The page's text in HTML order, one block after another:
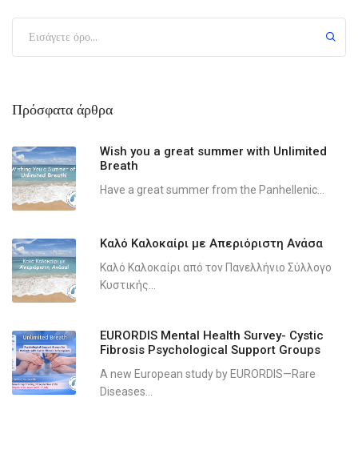
Πρόσφατα άρθρα
Wish you a great summer with Unlimited
Breath
Have a great summer from the Panhellenic...
Καλό Καλοκαίρι με Απεριόριστη Ανάσα
Καλό Καλοκαίρι από τον Πανελλήνιο Σύλλογο
Κυστικής...
EURORDIS Mental Health Survey- Cystic
Fibrosis Psychological Support Groups
A new European study by EURORDIS—Rare
Diseases...